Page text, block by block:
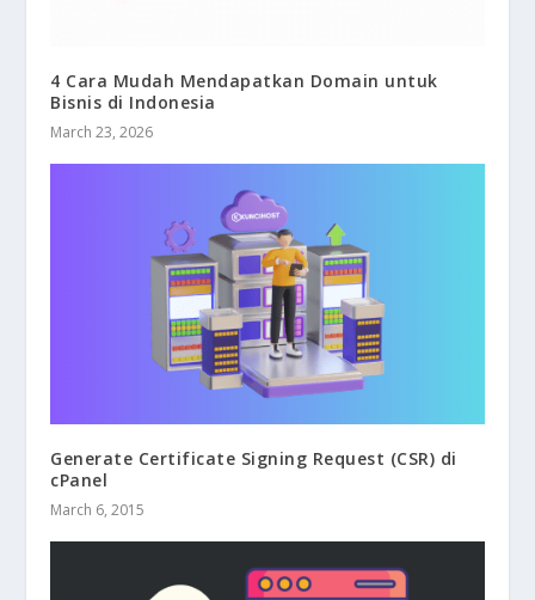
4 Cara Mudah Mendapatkan Domain untuk
Bisnis di Indonesia
March 23, 2026
Generate Certificate Signing Request (CSR) di
cPanel
March 6, 2015